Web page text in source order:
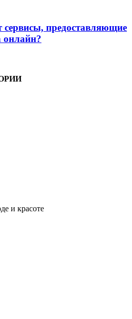
сервисы, предоставляющие
онлайн?
и красоте